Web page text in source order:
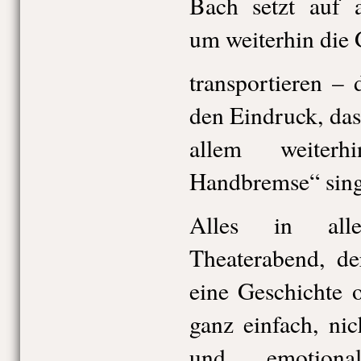
um weiterhin die
transportieren –
den Eindruck,
allem
Handbremse“
Alles in
Theaterabend,
eine Geschichte
ganz einfach,